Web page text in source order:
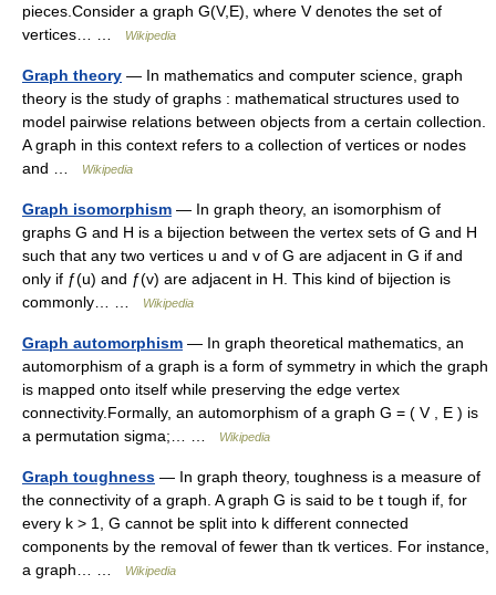
pieces.Consider a graph G(V,E), where V denotes the set of
vertices… …
Wikipedia
Graph theory — In mathematics and computer science, graph
theory is the study of graphs : mathematical structures used to
model pairwise relations between objects from a certain collection.
A graph in this context refers to a collection of vertices or nodes
and …
Wikipedia
Graph isomorphism — In graph theory, an isomorphism of
graphs G and H is a bijection between the vertex sets of G and H
such that any two vertices u and v of G are adjacent in G if and
only if ƒ(u) and ƒ(v) are adjacent in H. This kind of bijection is
commonly… …
Wikipedia
Graph automorphism — In graph theoretical mathematics, an
automorphism of a graph is a form of symmetry in which the graph
is mapped onto itself while preserving the edge vertex
connectivity.Formally, an automorphism of a graph G = ( V , E ) is
a permutation sigma;… …
Wikipedia
Graph toughness — In graph theory, toughness is a measure of
the connectivity of a graph. A graph G is said to be t tough if, for
every k > 1, G cannot be split into k different connected
components by the removal of fewer than tk vertices. For instance,
a graph… …
Wikipedia